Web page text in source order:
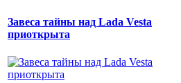
Завеса тайны над Lada Vesta
приоткрыта